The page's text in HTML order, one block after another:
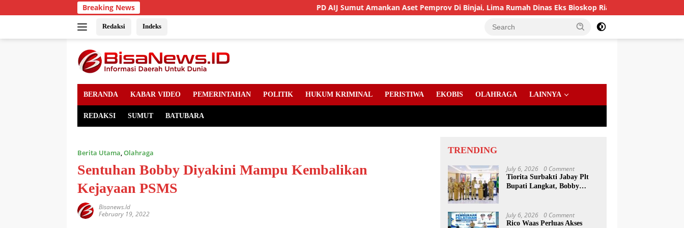
to
Breaking News PD AIJ Sumut Amankan Aset Pemprov Di Binjai, Lima Rumah Dinas Eks Bioskop Ria Dibongkar
Redaksi Indeks
BERANDA KABAR VIDEO PEMERINTAHAN POLITIK HUKUM KRIMINAL PERISTIWA EKOBIS OLAHRAGA LAINNYA
REDAKSI SUMUT BATUBARA
Berita Utama,Olahraga
Sentuhan Bobby Diyakini Mampu Kembalikan
Kejayaan PSMS
Bisanews.id
February 19, 2022
TRENDING
July 6, 2026 0 Comment
Tiorita Surbakti Jabay Plt
Bupati Langkat, Bobby
July 6, 2026 0 Comment
Rico Waas Perluas Akses